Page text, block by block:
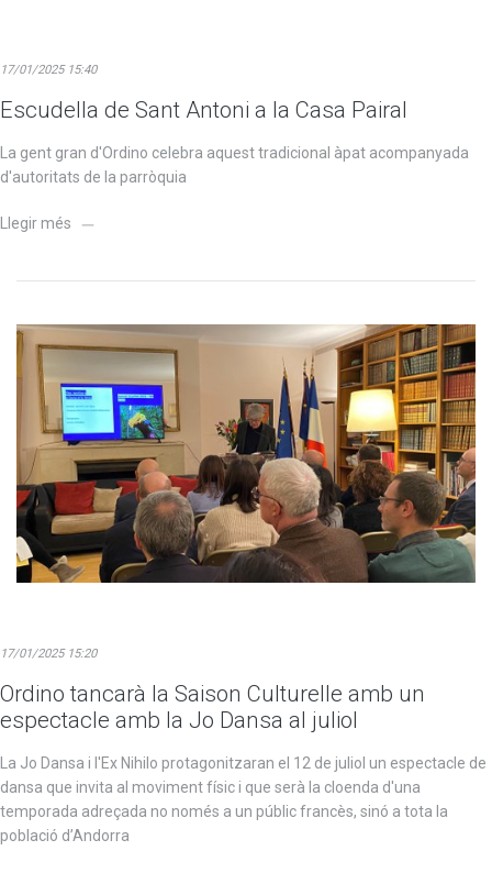
17/01/2025 15:40
Escudella de Sant Antoni a la Casa Pairal
La gent gran d'Ordino celebra aquest tradicional àpat acompanyada
d'autoritats de la parròquia
Llegir més
17/01/2025 15:20
Ordino tancarà la Saison Culturelle amb un
espectacle amb la Jo Dansa al juliol
La Jo Dansa i l'Ex Nihilo protagonitzaran el 12 de juliol un espectacle de
dansa que invita al moviment físic i que serà la cloenda d'una
temporada adreçada no només a un públic francès, sinó a tota la
població d’Andorra